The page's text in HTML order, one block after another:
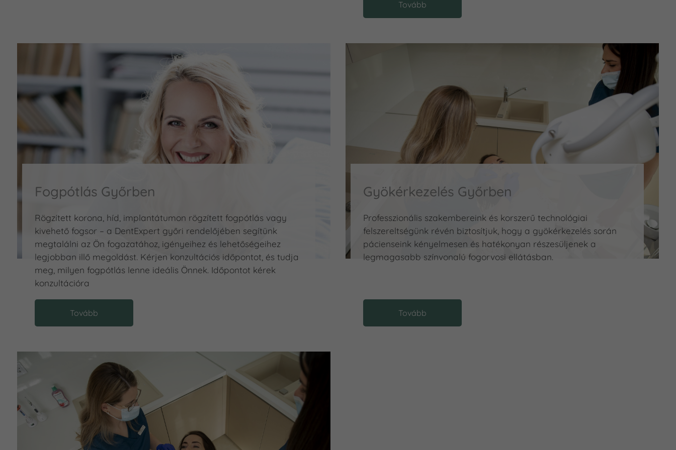
Tovább
Fogpótlás Győrben
Rögzített korona, híd, implantátumon rögzített fogpótlás vagy
kivehető fogsor – a DentExpert győri rendelőjében segítünk
megtalálni az Ön fogazatához, igényeihez és lehetőségeihez
legjobban illő megoldást. Kérjen konzultációs időpontot, és tudja
meg, milyen fogpótlás lenne ideális Önnek. Időpontot kérek
konzultációra
Tovább
Gyökérkezelés Győrben
Professzionális szakembereink és korszerű technológiai
felszereltségünk révén biztosítjuk, hogy a gyökérkezelés során
pácienseink kényelmesen és hatékonyan részesüljenek a
legmagasabb színvonalú fogorvosi ellátásban.
Tovább